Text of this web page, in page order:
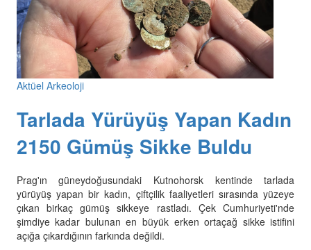
Aktüel Arkeoloji
Tarlada Yürüyüş Yapan Kadın
2150 Gümüş Sikke Buldu
Prag'ın güneydoğusundaki Kutnohorsk kentinde tarlada
yürüyüş yapan bir kadın, çiftçilik faaliyetleri sırasında yüzeye
çıkan birkaç gümüş sikkeye rastladı. Çek Cumhuriyeti'nde
şimdiye kadar bulunan en büyük erken ortaçağ sikke istifini
açığa çıkardığının farkında değildi.